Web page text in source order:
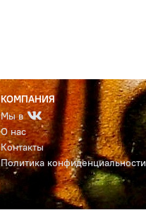
КОМПАНИЯ
Мы в
О нас
Контакты
Политика конфиденциальности